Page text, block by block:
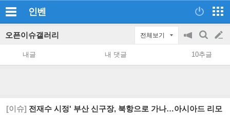
인벤
오픈이슈갤러리 전체보기
공
지
on/off
검
색
글
쓰
내글 내 댓글 10추글
[이슈] 전재수 시정' 부산 신구장, 북항으로 가나…아시아드 리모